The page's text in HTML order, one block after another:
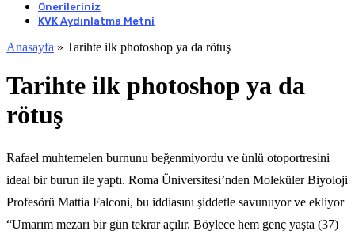
Önerileriniz
KVK Aydınlatma Metni
Anasayfa » Tarihte ilk photoshop ya da rötuş
Tarihte ilk photoshop ya da
rötuş
Rafael muhtemelen burnunu beğenmiyordu ve ünlü otoportresini
ideal bir burun ile yaptı. Roma Üniversitesi’nden Moleküler Biyoloji
Profesörü Mattia Falconi, bu iddiasını şiddetle savunuyor ve ekliyor
“Umarım mezarı bir gün tekrar açılır. Böylece hem genç yaşta (37)